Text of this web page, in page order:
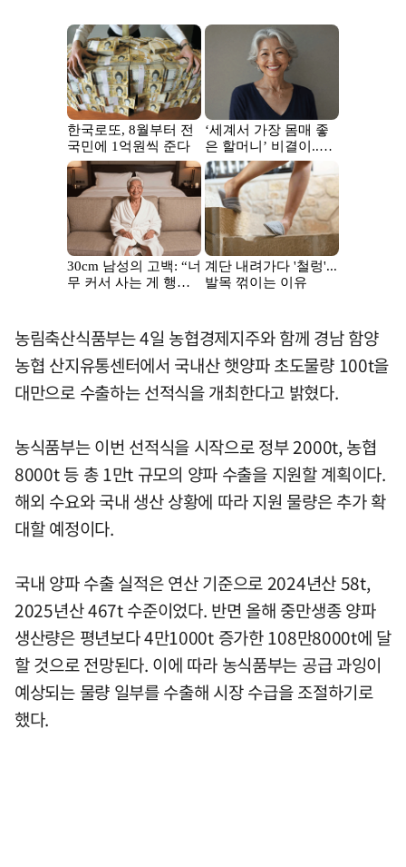
농림축산식품부는 4일 농협경제지주와 함께 경남 함양
농협 산지유통센터에서 국내산 햇양파 초도물량 100t을
대만으로 수출하는 선적식을 개최한다고 밝혔다.
농식품부는 이번 선적식을 시작으로 정부 2000t, 농협
8000t 등 총 1만t 규모의 양파 수출을 지원할 계획이다.
해외 수요와 국내 생산 상황에 따라 지원 물량은 추가 확
대할 예정이다.
국내 양파 수출 실적은 연산 기준으로 2024년산 58t,
2025년산 467t 수준이었다. 반면 올해 중만생종 양파
생산량은 평년보다 4만1000t 증가한 108만8000t에 달
할 것으로 전망된다. 이에 따라 농식품부는 공급 과잉이
예상되는 물량 일부를 수출해 시장 수급을 조절하기로
했다.